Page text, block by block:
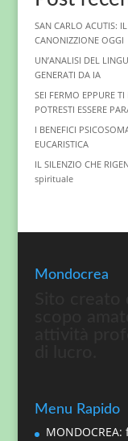
SAN CARLO ACUTIS:
CANONIZZIONE OGGI
UN’ANALISI DEL
GENERATI DA IA
SEI FERMO EPPURE
POTRESTI ESSERE
I BENEFICI
EUCARISTICA
IL SILENZIO CHE
spirituale
Mondocrea
Menu Rapido